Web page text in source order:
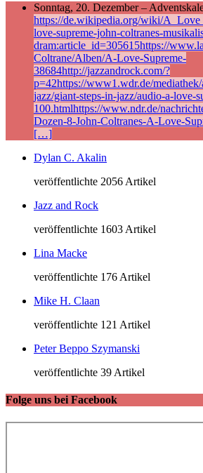
Sonntag, 20. Dezember –
https://de.wikipedia.org/wiki/
love-supreme-john-coltranes-
dram:article_id=305615https://
Coltrane/Alben/A-Love-Supreme-
38684http://jazzandrock.com/?
p=42https://www1.wdr.de/
jazz/giant-steps-in-jazz/audio-a-
100.htmlhttps://www.ndr.de/
Dozen-8-John-Coltranes-A-Love-
[…]
Dylan C. Akalin
veröffentlichte 2056 Artikel
Jazz and Rock
veröffentlichte 1603 Artikel
Lina Macke
veröffentlichte 176 Artikel
Mike H. Claan
veröffentlichte 121 Artikel
Peter Beppo Szymanski
veröffentlichte 39 Artikel
Folge uns bei Facebook